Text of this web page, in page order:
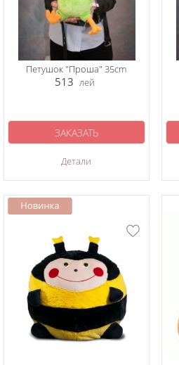
Петушок "Проша" 35cm
513 лей
Детали
ЗАКАЗАТЬ